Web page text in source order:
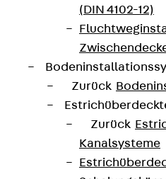
(DIN 4102-12)
Zurück
Zurück
Kanalsysteme